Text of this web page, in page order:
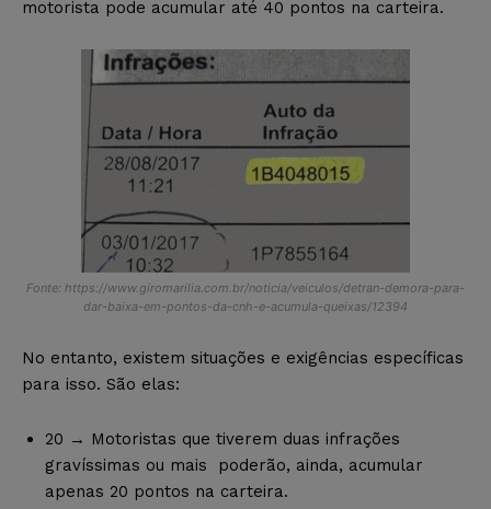
motorista pode acumular até 40 pontos na carteira.
Fonte: https://www.giromarilia.com.br/noticia/veiculos/detran-demora-para-
dar-baixa-em-pontos-da-cnh-e-acumula-queixas/12394
No entanto, existem situações e exigências específicas
para isso. São elas:
20 → Motoristas que tiverem duas infrações
gravíssimas ou mais poderão, ainda, acumular
apenas 20 pontos na carteira.